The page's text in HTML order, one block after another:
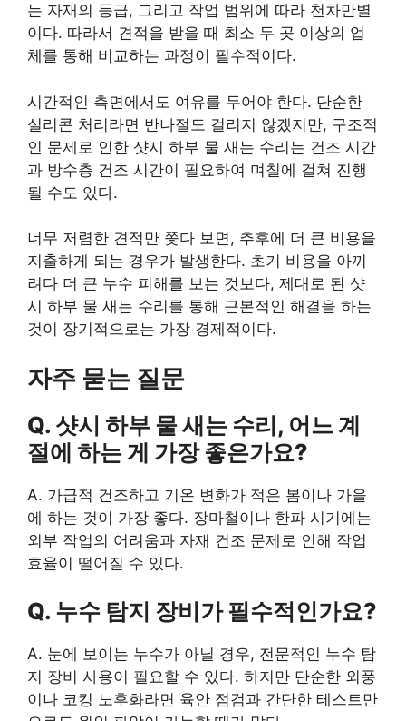
는 자재의 등급, 그리고 작업 범위에 따라 천차만별
이다. 따라서 견적을 받을 때 최소 두 곳 이상의 업
체를 통해 비교하는 과정이 필수적이다.
시간적인 측면에서도 여유를 두어야 한다. 단순한
실리콘 처리라면 반나절도 걸리지 않겠지만, 구조적
인 문제로 인한 샷시 하부 물 새는 수리는 건조 시간
과 방수층 건조 시간이 필요하여 며칠에 걸쳐 진행
될 수도 있다.
너무 저렴한 견적만 쫓다 보면, 추후에 더 큰 비용을
지출하게 되는 경우가 발생한다. 초기 비용을 아끼
려다 더 큰 누수 피해를 보는 것보다, 제대로 된 샷
시 하부 물 새는 수리를 통해 근본적인 해결을 하는
것이 장기적으로는 가장 경제적이다.
자주 묻는 질문
Q. 샷시 하부 물 새는 수리, 어느 계
절에 하는 게 가장 좋은가요?
A. 가급적 건조하고 기온 변화가 적은 봄이나 가을
에 하는 것이 가장 좋다. 장마철이나 한파 시기에는
외부 작업의 어려움과 자재 건조 문제로 인해 작업
효율이 떨어질 수 있다.
Q. 누수 탐지 장비가 필수적인가요?
A. 눈에 보이는 누수가 아닐 경우, 전문적인 누수 탐
지 장비 사용이 필요할 수 있다. 하지만 단순한 외풍
이나 코킹 노후화라면 육안 점검과 간단한 테스트만